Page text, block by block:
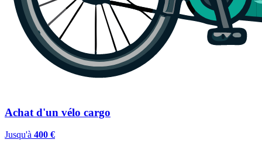
Achat d'un vélo cargo
Jusqu'à 400 €